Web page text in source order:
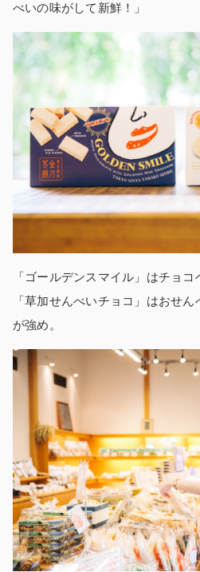
べいの味がして新鮮！」
「ゴールデンスマイル」はチョコ
「草加せんべいチョコ」はおせ
が強め。